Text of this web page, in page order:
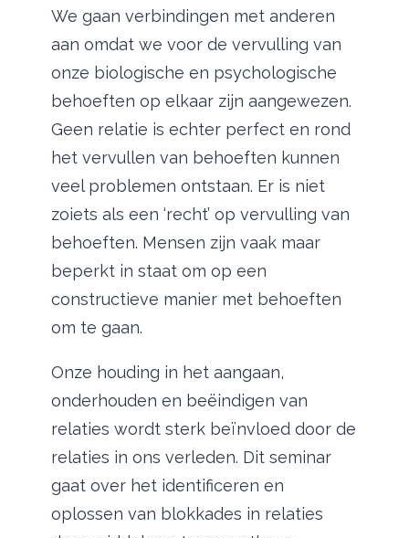
We gaan verbindingen met anderen
aan omdat we voor de vervulling van
onze biologische en psychologische
behoeften op elkaar zijn aangewezen.
Geen relatie is echter perfect en rond
het vervullen van behoeften kunnen
veel problemen ontstaan. Er is niet
zoiets als een ‘recht’ op vervulling van
behoeften. Mensen zijn vaak maar
beperkt in staat om op een
constructieve manier met behoeften
om te gaan.
Onze houding in het aangaan,
onderhouden en beëindigen van
relaties wordt sterk beïnvloed door de
relaties in ons verleden. Dit seminar
gaat over het identificeren en
oplossen van blokkades in relaties